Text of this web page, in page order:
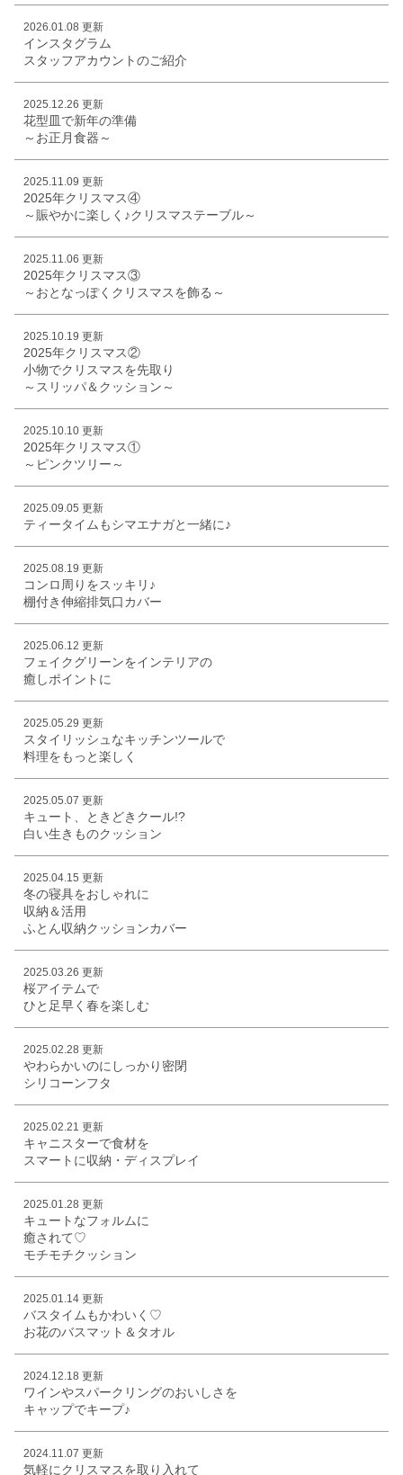
2026.01.08 更新
インスタグラム
スタッフアカウントのご紹介
2025.12.26 更新
花型皿で新年の準備
～お正月食器～
2025.11.09 更新
2025年クリスマス④
～賑やかに楽しく♪クリスマステーブル～
2025.11.06 更新
2025年クリスマス③
～おとなっぽくクリスマスを飾る～
2025.10.19 更新
2025年クリスマス②
小物でクリスマスを先取り
～スリッパ＆クッション～
2025.10.10 更新
2025年クリスマス①
～ピンクツリー～
2025.09.05 更新
ティータイムもシマエナガと一緒に♪
2025.08.19 更新
コンロ周りをスッキリ♪
棚付き伸縮排気口カバー
2025.06.12 更新
フェイクグリーンをインテリアの
癒しポイントに
2025.05.29 更新
スタイリッシュなキッチンツールで
料理をもっと楽しく
2025.05.07 更新
キュート、ときどきクール!?
白い生きものクッション
2025.04.15 更新
冬の寝具をおしゃれに
収納＆活用
ふとん収納クッションカバー
2025.03.26 更新
桜アイテムで
ひと足早く春を楽しむ
2025.02.28 更新
やわらかいのにしっかり密閉
シリコーンフタ
2025.02.21 更新
キャニスターで食材を
スマートに収納・ディスプレイ
2025.01.28 更新
キュートなフォルムに
癒されて♡
モチモチクッション
2025.01.14 更新
バスタイムもかわいく♡
お花のバスマット＆タオル
2024.12.18 更新
ワインやスパークリングのおいしさを
キャップでキープ♪
2024.11.07 更新
気軽にクリスマスを取り入れて